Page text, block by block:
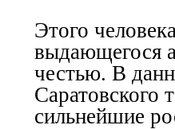
Этого
выдающегося
честью. В
Саратовского
сильнейшие